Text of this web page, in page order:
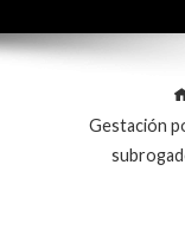
Gestación